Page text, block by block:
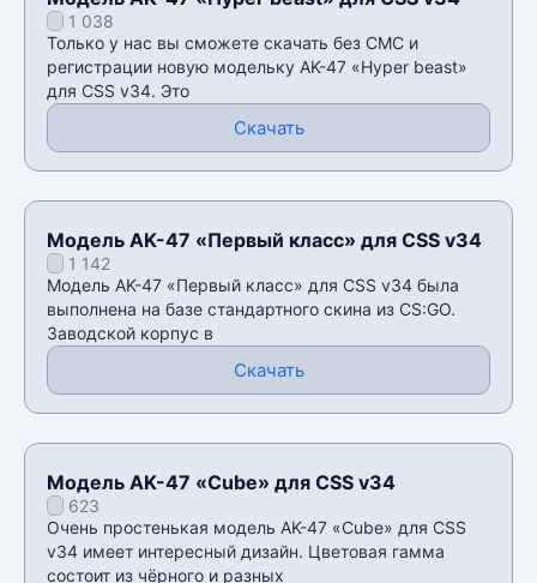
1 038
Только у нас вы сможете скачать без СМС и
регистрации новую модельку AK-47 «Hyper beast»
для CSS v34. Это
Скачать
Модель AK-47 «Первый класс» для CSS v34
1 142
Модель AK-47 «Первый класс» для CSS v34 была
выполнена на базе стандартного скина из CS:GO.
Заводской корпус в
Скачать
Модель AK-47 «Cube» для CSS v34
623
Очень простенькая модель AK-47 «Cube» для CSS
v34 имеет интересный дизайн. Цветовая гамма
состоит из чëрного и разных